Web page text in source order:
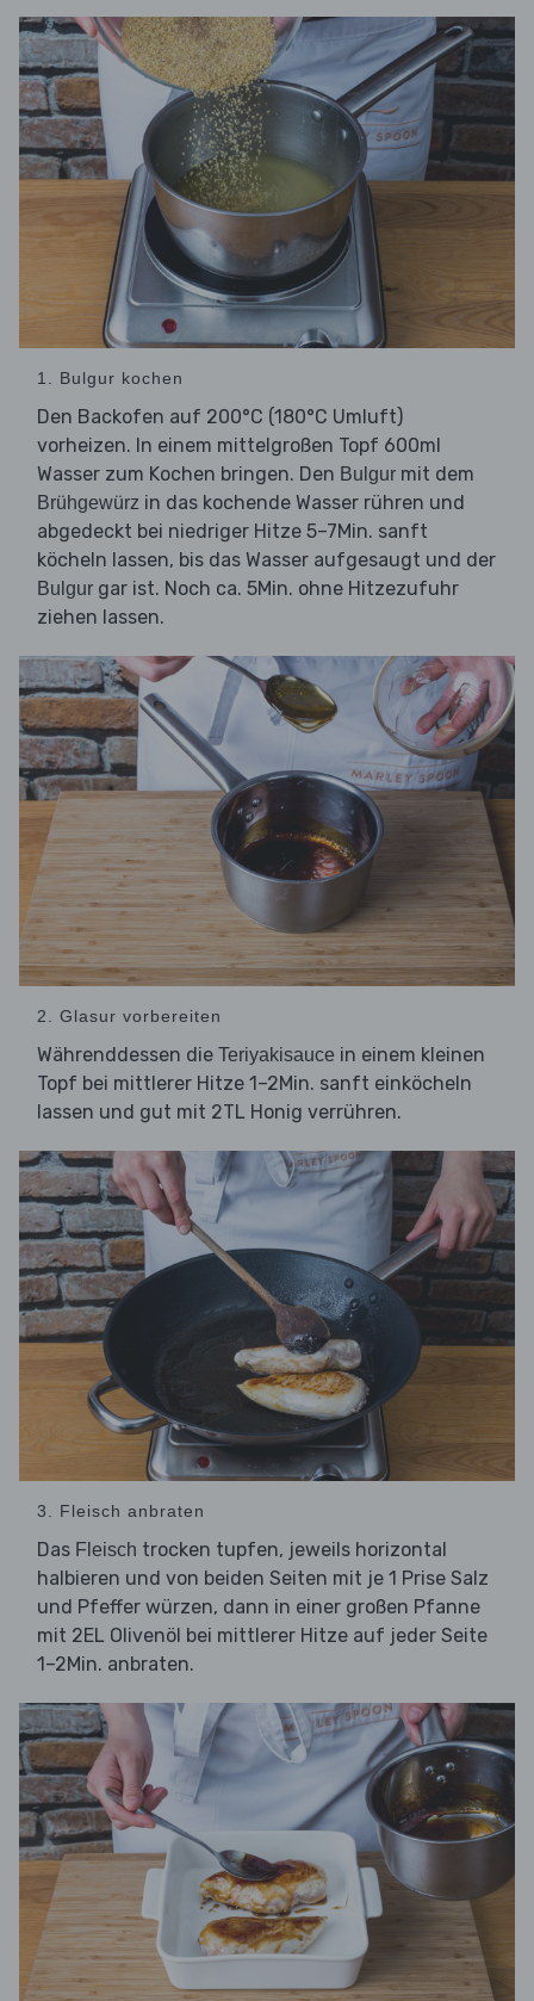
1. Bulgur kochen
Den Backofen auf 200°C (180°C Umluft)
vorheizen. In einem mittelgroßen Topf 600ml
Wasser zum Kochen bringen. Den Bulgur mit dem
Brühgewürz in das kochende Wasser rühren und
abgedeckt bei niedriger Hitze 5–7Min. sanft
köcheln lassen, bis das Wasser aufgesaugt und der
Bulgur gar ist. Noch ca. 5Min. ohne Hitzezufuhr
ziehen lassen.
2. Glasur vorbereiten
Währenddessen die Teriyakisauce in einem kleinen
Topf bei mittlerer Hitze 1–2Min. sanft einköcheln
lassen und gut mit 2TL Honig verrühren.
3. Fleisch anbraten
Das Fleisch trocken tupfen, jeweils horizontal
halbieren und von beiden Seiten mit je 1 Prise Salz
und Pfeffer würzen, dann in einer großen Pfanne
mit 2EL Olivenöl bei mittlerer Hitze auf jeder Seite
1–2Min. anbraten.